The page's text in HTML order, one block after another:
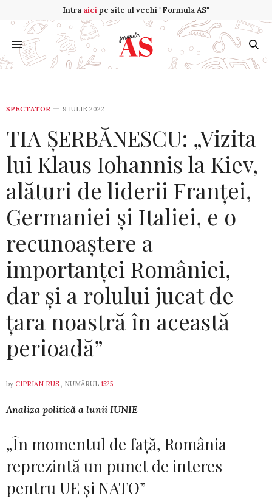
Intra aicipe site ul vechi "Formula AS"
SPECTATOR 9 IULIE 2022
TIA ȘERBĂNESCU: „Vizita
lui Klaus Iohannis la Kiev,
alături de liderii Franței,
Germaniei și Italiei, e o
recunoaștere a
importanței României,
dar și a rolului jucat de
țara noastră în această
perioadă”
by CIPRIAN RUS , NUMĂRUL 1525
Analiza politică a lunii IUNIE
„În momentul de față, România
reprezintă un punct de interes
pentru UE și NATO”